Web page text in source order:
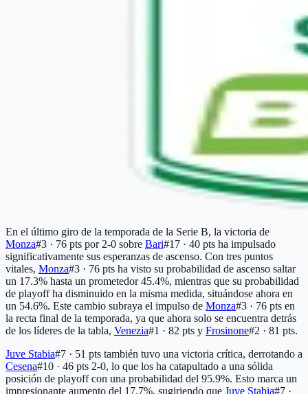
En el último giro de la temporada de la Serie B, la victoria de
Monza#3 · 76 pts por 2-0 sobre Bari#17 · 40 pts ha impulsado
significativamente sus esperanzas de ascenso. Con tres puntos
vitales, Monza#3 · 76 pts ha visto su probabilidad de ascenso saltar
un 17.3% hasta un prometedor 45.4%, mientras que su probabilidad
de playoff ha disminuido en la misma medida, situándose ahora en
un 54.6%. Este cambio subraya el impulso de Monza#3 · 76 pts en
la recta final de la temporada, ya que ahora solo se encuentra detrás
de los líderes de la tabla, Venezia#1 · 82 pts y Frosinone#2 · 81 pts.
Juve Stabia#7 · 51 pts también tuvo una victoria crítica, derrotando a
Cesena#10 · 46 pts 2-0, lo que los ha catapultado a una sólida
posición de playoff con una probabilidad del 95.9%. Esto marca un
impresionante aumento del 17.7%, sugiriendo que Juve Stabia#7 ·